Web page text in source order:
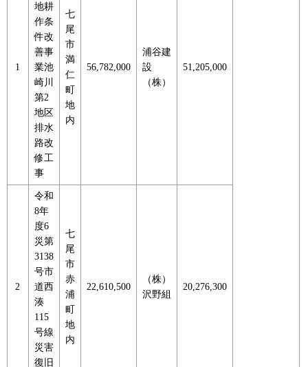
1
地耕
作条
件改
善事
業池
崎川
第2
地区
排水
路改
修工
事
七
尾
市
満
仁
町
地
内
56,782,000
浦谷建
設
（株）
51,205,000
2
令和
8年
度6
災第
3138
号市
道西
湊
115
号線
災害
復旧
七
尾
市
赤
浦
町
地
内
22,610,500
（株）
沢野組
20,276,300